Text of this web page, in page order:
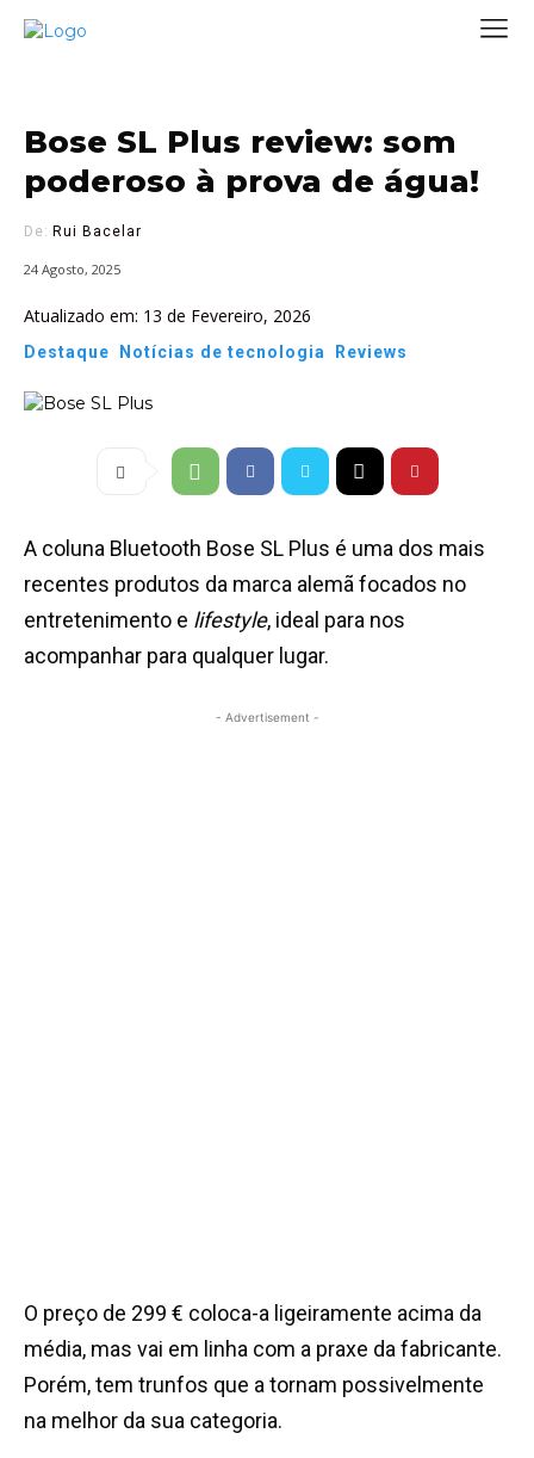
Bose SL Plus review: som
poderoso à prova de água!
De: Rui Bacelar
24 Agosto, 2025
Atualizado em: 13 de Fevereiro, 2026
Destaque Notícias de tecnologia Reviews
A coluna Bluetooth Bose SL Plus é uma dos mais
recentes produtos da marca alemã focados no
entretenimento e lifestyle, ideal para nos
acompanhar para qualquer lugar.
- Advertisement -
O preço de 299 € coloca-a ligeiramente acima da
média, mas vai em linha com a praxe da fabricante.
Porém, tem trunfos que a tornam possivelmente
na melhor da sua categoria.